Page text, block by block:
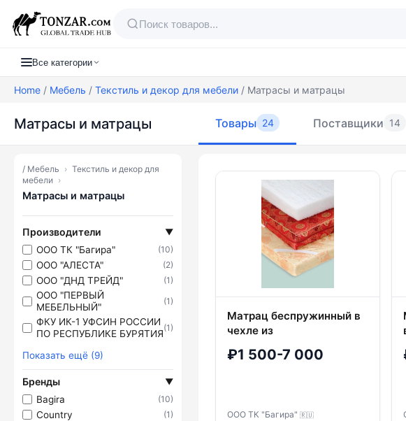
Все категории
Home / Мебель / Текстиль и декор для мебели / Матрасы и матрацы
Матрасы и матрацы Товары 24 Поставщики 14
/ Мебель › Текстиль и декор для
мебели ›
Матрасы и матрацы
Производители ▼
ООО ТК "Багира" (10)
ООО "АЛЕСТА" (2)
ООО "ДНД ТРЕЙД" (1)
ООО "ПЕРВЫЙ
МЕБЕЛЬНЫЙ"
(1)
ФКУ ИК-1 УФСИН РОССИИ
ПО РЕСПУБЛИКЕ БУРЯТИЯ
(1)
Показать ещё (9)
Бренды ▼
Bagira (10)
Country (1)
Товары — Матрасы и
Матрац беспружинный в
чехле из
тканей с наполнителем
₽1 500-7 000
ООО ТК "Багира" 🇷🇺